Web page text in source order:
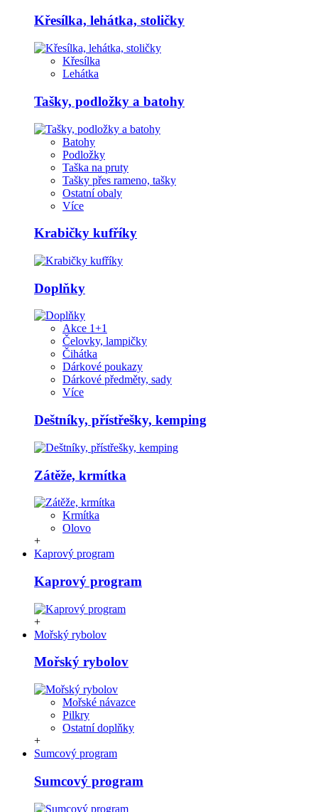
Křesílka, lehátka, stoličky
Křesílka
Lehátka
Tašky, podložky a batohy
Batohy
Podložky
Taška na pruty
Tašky přes rameno, tašky
Ostatní obaly
Více
Krabičky kufříky
Doplňky
Akce 1+1
Čelovky, lampičky
Čihátka
Dárkové poukazy
Dárkové předměty, sady
Více
Deštníky, přístřešky, kemping
Zátěže, krmítka
Krmítka
Olovo
+
Kaprový program
Kaprový program
+
Mořský rybolov
Mořský rybolov
Mořské návazce
Pilkry
Ostatní doplňky
+
Sumcový program
Sumcový program